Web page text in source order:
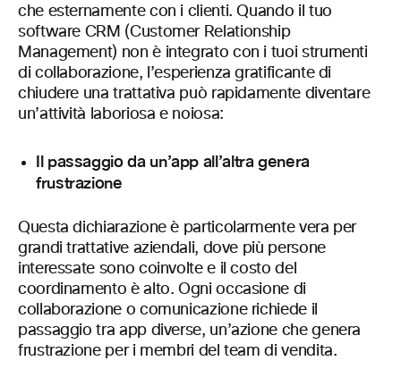
che esternamente con i clienti. Quando il tuo
software CRM (Customer Relationship
Management) non è integrato con i tuoi strumenti
di collaborazione, l’esperienza gratificante di
chiudere una trattativa può rapidamente diventare
un’attività laboriosa e noiosa:
Il passaggio da un’app all’altra genera
frustrazione
Questa dichiarazione è particolarmente vera per
grandi trattative aziendali, dove più persone
interessate sono coinvolte e il costo del
coordinamento è alto. Ogni occasione di
collaborazione o comunicazione richiede il
passaggio tra app diverse, un’azione che genera
frustrazione per i membri del team di vendita.